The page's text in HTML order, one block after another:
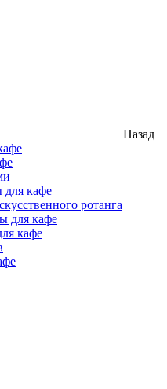
Назад
кафе
ротанга
для кафе
кафе